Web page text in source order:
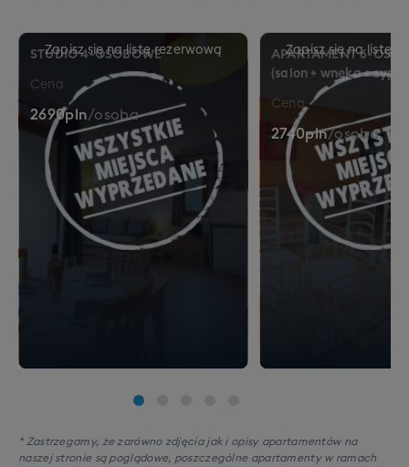
STUDIO 4-OSOBOWE
Cena
2690pln/osoba
APARTAMENT 6-
(salon + wnęka +
Cena
2740pln/osoba
* Zastrzegamy, że zarówno zdjęcia jak i opisy apartamentów na
naszej stronie są poglądowe, poszczególne apartamenty w ramach